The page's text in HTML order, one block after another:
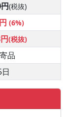
(税抜)
(6%)
(税抜)
品
日